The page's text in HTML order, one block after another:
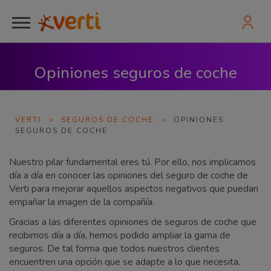
Opiniones seguros de coche
VERTI > SEGUROS DE COCHE >
OPINIONES
SEGUROS DE COCHE
Nuestro pilar fundamental eres tú. Por ello, nos implicamos
día a día en conocer las opiniones del seguro de coche de
Verti para mejorar aquellos aspectos negativos que puedan
empañar la imagen de la compañía.
Gracias a las diferentes opiniones de seguros de coche que
recibimos día a día, hemos podido ampliar la gama de
seguros. De tal forma que todos nuestros clientes
encuentren una opción que se adapte a lo que necesita.